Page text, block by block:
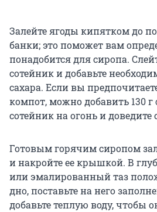
Залейте ягоды кипятком до
банки; это поможет вам
понадобится для сиропа.
сотейник и добавьте
сахара. Если вы
компот, можно добавить 130 г
сотейник на огонь и
Готовым горячим сиропом
и накройте ее крышкой. В
или эмалированный таз
дно, поставьте на него
добавьте теплую воду, чтобы